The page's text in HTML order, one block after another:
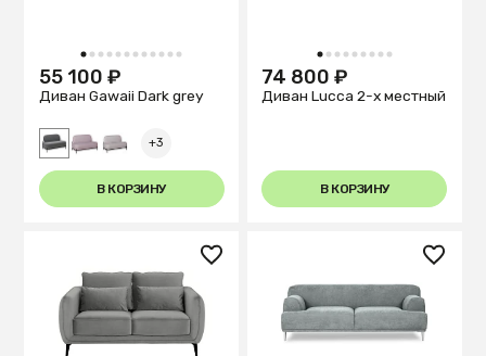
1 2 3 4 5 6 7 8 9 101112
55 100 ₽
Диван Gawaii Dark grey
+3
В КОРЗИНУ
1 2 3 4 5 6 7 8 9
74 800 ₽
Диван Lucca 2-х местный
В КОРЗИНУ